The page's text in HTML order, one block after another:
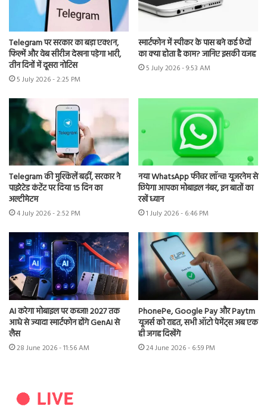
Telegram पर सरकार का बड़ा एक्शन,
फिल्में और वेब सीरीज देखना पड़ेगा भारी,
तीन दिनों में दूसरा नोटिस
5 July 2026 - 2:25 PM
स्मार्टफोन में स्पीकर के पास बने कई छेदों
का क्या होता है काम? जानिए इसकी वजह
5 July 2026 - 9:53 AM
Telegram की मुश्किलें बढ़ीं, सरकार ने
पाइरेटेड कंटेंट पर दिया 15 दिन का
अल्टीमेटम
4 July 2026 - 2:52 PM
नया WhatsApp फीचर लॉन्च! यूजरनेम से
छिपेगा आपका मोबाइल नंबर, इन बातों का
रखें ध्यान
1 July 2026 - 6:46 PM
AI करेगा मोबाइल पर कब्जा! 2027 तक
आधे से ज्यादा स्मार्टफोन होंगे GenAI से
लैस
28 June 2026 - 11:56 AM
PhonePe, Google Pay और Paytm
यूजर्स को राहत, सभी ऑटो पेमेंट्स अब एक
ही जगह दिखेंगे
24 June 2026 - 6:59 PM